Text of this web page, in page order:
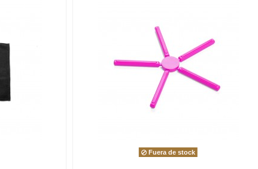
Fuera de stock